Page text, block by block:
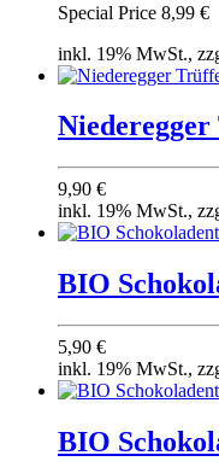
Special Price 8,99 €
inkl. 19% MwSt.,
9,90 €
inkl. 19% MwSt.,
BIO
5,90 €
inkl. 19% MwSt.,
BIO